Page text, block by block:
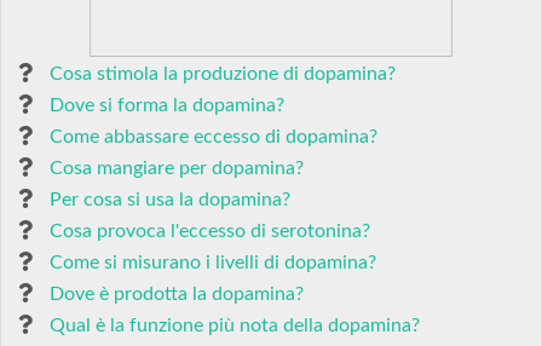
Cosa stimola la produzione di dopamina?
Dove si forma la dopamina?
Come abbassare eccesso di dopamina?
Cosa mangiare per dopamina?
Per cosa si usa la dopamina?
Cosa provoca l'eccesso di serotonina?
Come si misurano i livelli di dopamina?
Dove è prodotta la dopamina?
Qual è la funzione più nota della dopamina?